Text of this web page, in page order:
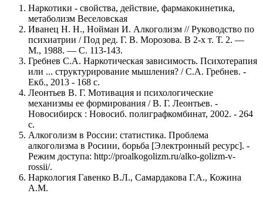
Наркотики - свойства, действие, фармакокинетика,
метаболизм Веселовская
Иванец Н. Н., Нойман И. Алкоголизм // Руководство по
психиатрии / Под ред. Г. В. Морозова. В 2-х т. Т. 2. —
М., 1988. — С. 113-143.
Гребнев С.А. Наркотическая зависимость. Психотерапия
или ... структурирование мышления? / С.А. Гребнев. -
Екб., 2013 - 168 с.
Леонтьев В. Г. Мотивация и психологические
механизмы ее формирования / В. Г. Леонтьев. -
Новосибирск : Новосиб. полиграфкомбинат, 2002. - 264
с.
Алкоголизм в России: статистика. Проблема
алкоголизма в Росиии, борьба [Электронный ресурс]. -
Режим доступа: http://proalkogolizm.ru/alko-golizm-v-
rossii/.
Наркология Гавенко В.Л., Самардакова Г.A., Кожина
А.М.